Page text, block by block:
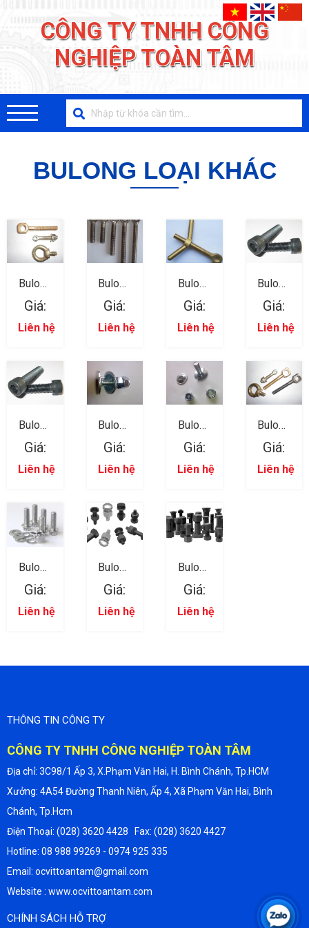
CÔNG TY TNHH CÔNG
NGHIỆP TOÀN TÂM
BULONG LOẠI KHÁC
Bulong
Khác 10
Giá:
Liên hệ
Bulong
Khác 09
Giá:
Liên hệ
Bulong
Khác 08
Giá:
Liên hệ
Bulong
Khác 07
Giá:
Liên hệ
Bulong
Khác 07
Giá:
Liên hệ
Bulong
Khác 06
Giá:
Liên hệ
Bulong
Khác 05
Giá:
Liên hệ
Bulong
Khác 04
Giá:
Liên hệ
Bulong
Giá:
Liên hệ
Bulong
Giá:
Liên hệ
Bulong
Giá:
Liên hệ
THÔNG TIN CÔNG TY
CÔNG TY TNHH CÔNG NGHIỆP TOÀN TÂM
Địa chỉ: 3C98/1 Ấp 3, X.Phạm Văn Hai, H. Bình Chánh, Tp.HCM
Xưởng: 4A54 Đường Thanh Niên, Ấp 4, Xã Phạm Văn Hai, Bình
Chánh, Tp.Hcm
Điện Thoại: (028) 3620 4428 Fax: (028) 3620 4427
Hotline: 08 988 99269 - 0974 925 335
Email: ocvittoantam@gmail.com
Website : www.ocvittoantam.com
CHÍNH SÁCH HỖ TRỢ